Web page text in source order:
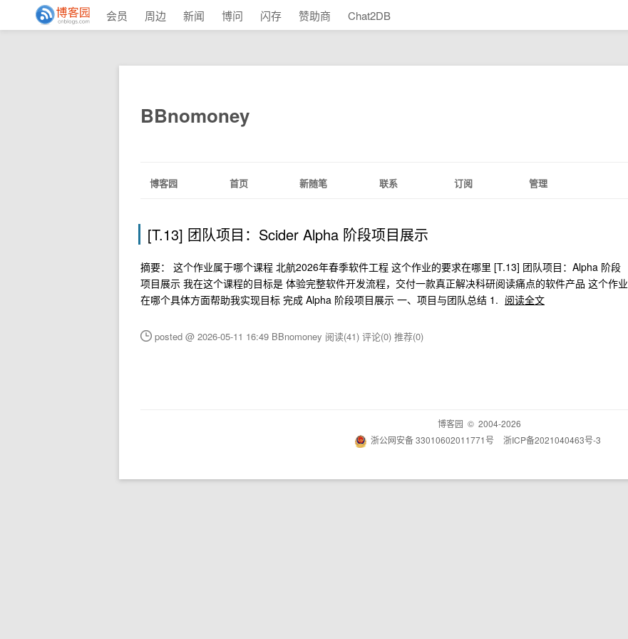
会员 周边 新闻 博问 闪存 赞助商 Chat2DB
BBnomoney
博客园 首页 新随笔 联系 订阅 管理
[T.13] 团队项目：Scider Alpha 阶段项目展示
摘要： 这个作业属于哪个课程 北航2026年春季软件工程 这个作业的要求在哪里 [T.13] 团队项目：Alpha 阶段
项目展示 我在这个课程的目标是 体验完整软件开发流程，交付一款真正解决科研阅读痛点的软件产品 这个作业
在哪个具体方面帮助我实现目标 完成 Alpha 阶段项目展示 一、项目与团队总结 1. 阅读全文
posted @ 2026-05-11 16:49 BBnomoney 阅读(41) 评论(0) 推荐(0)
博客园 © 2004-2026
浙公网安备 33010602011771号
浙ICP备2021040463号-3